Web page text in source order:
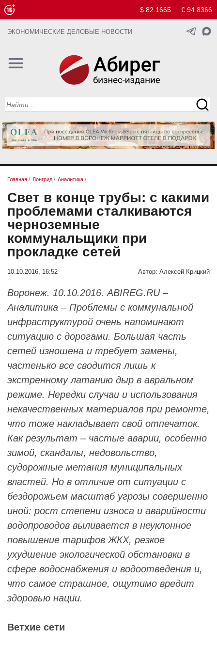
$ 82.1665 € 94.8366
ЭКОНОМИЧЕСКИЕ ДЕЛОВЫЕ НОВОСТИ
Главная / Лонгрид / Аналитика /
Свет в конце трубы: с какими
проблемами сталкиваются
черноземные
коммунальщики при
прокладке сетей
10.10.2016, 16:52 Автор: Алексей Крицкий
Воронеж. 10.10.2016. ABIREG.RU –
Аналитика – Проблемы с коммунальной
инфраструктурой очень напоминают
ситуацию с дорогами. Большая часть
сетей изношена и требует замены,
частенько все сводится лишь к
экстренному латанию дыр в авральном
режиме. Нередки случаи и использования
некачественных материалов при ремонте,
что тоже накладывает свой отпечаток.
Как результат – частые аварии, особенно
зимой, скандалы, недовольство,
судорожные метания муниципальных
властей. Но в отличие от ситуации с
бездорожьем масштаб угрозы совершенно
иной: рост степени износа и аварийности
водопроводов выливается в неуклонное
повышение тарифов ЖКХ, резкое
ухудшение экологической обстановки в
сфере водоснабжения и водоотведения и,
что самое страшное, ощутимо вредит
здоровью нации.
Ветхие сети